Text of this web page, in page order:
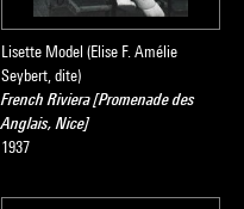
Lisette Model (Elise F. Amélie
Seybert, dite)
French Riviera [Promenade des
Anglais, Nice]
1937